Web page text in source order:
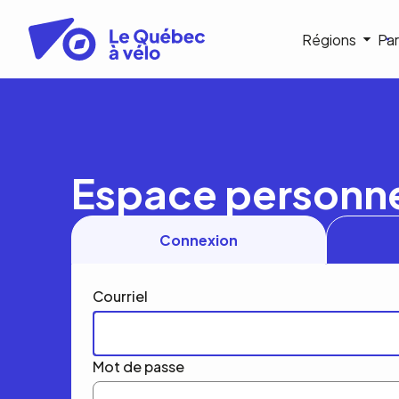
contenu
principal
Régions
Espace
Connexion
Courriel
Mot de passe